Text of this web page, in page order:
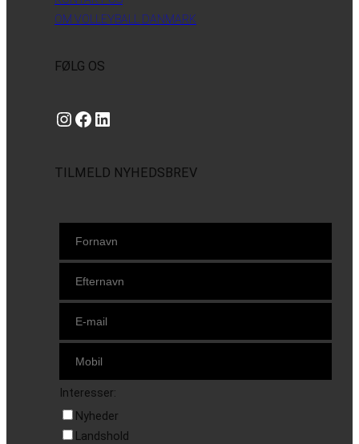
OM VOLLEYBALL DANMARK
FØLG OS
Instagram https://www.facebook.com/danishbeachvolleytour LinkedIn
TILMELD NYHEDSBREV
Interesser:
Nyheder
Landshold